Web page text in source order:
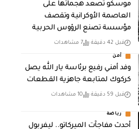
موسكو تصعد هجماتها على
العاصمة الأوكرانية وتقصف
مؤسسة تصنع الرؤوس الحربية
قبل 42 دقيقة 7 مشاهدات
أمن
وفد أمني رفيع برئاسة يار الله يصل
كركوك لمتابعة جاهزية القطعات
قبل 59 دقيقة 10 مشاهدات
رياضة
أحدث مفاجآت الميركاتو.. ليفربول